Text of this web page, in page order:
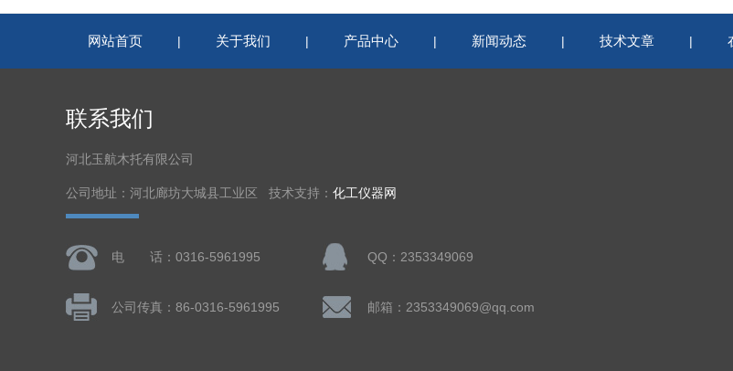
网站首页 | 关于我们 | 产品中心 | 新闻动态 | 技术文章 |
联系我们
河北玉航木托有限公司
公司地址：河北廊坊大城县工业区 技术支持： 化工仪器网
电 话：0316-5961995 QQ：2353349069
公司传真：86-0316-5961995 邮箱：2353349069@qq.com